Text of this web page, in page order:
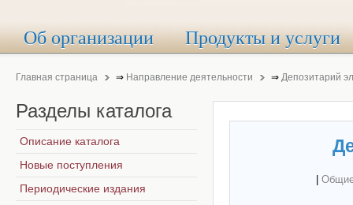
Об организации Продукты и услуги
Главная страница ⇒ Направление деятельности ⇒ Депозитарий
Разделы каталога
Описание каталога
Новые поступления
Периодические издания